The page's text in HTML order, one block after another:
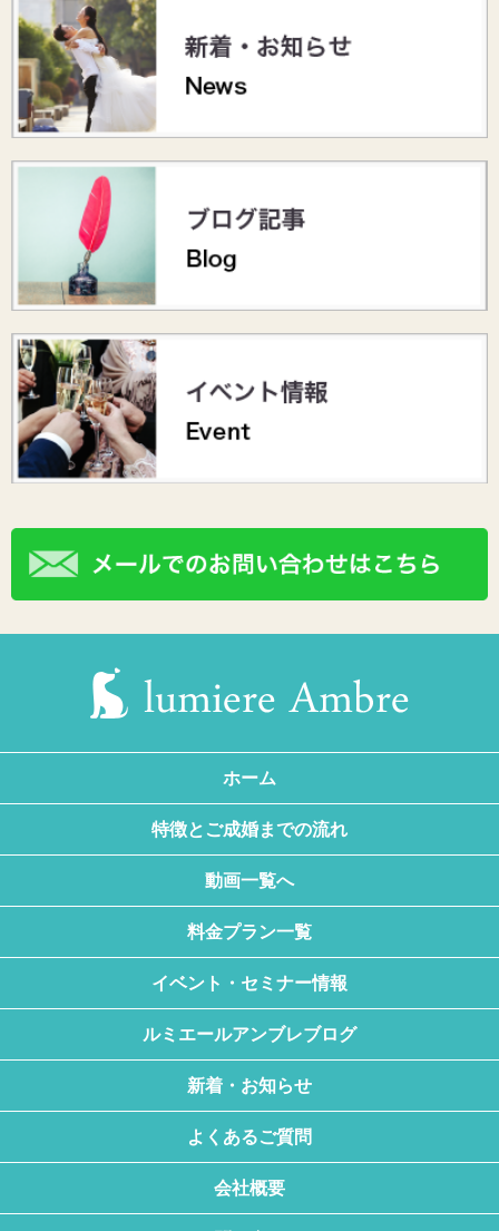
ホーム
特徴とご成婚までの流れ
動画一覧へ
料金プラン一覧
イベント・セミナー情報
ルミエールアンブレブログ
新着・お知らせ
よくあるご質問
会社概要